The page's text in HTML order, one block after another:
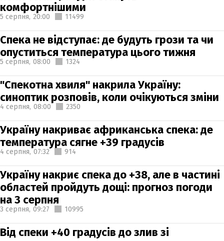
комфортнішими
5 серпня, 20:00 11499
Спека не відступає: де будуть грози та чи
опуститься температура цього тижня
5 серпня, 08:00 1324
"Спекотна хвиля" накрила Україну:
синоптик розповів, коли очікуються зміни
4 серпня, 08:00 2350
Україну накриває африканська спека: де
температура сягне +39 градусів
4 серпня, 07:32 914
Україну накриє спека до +38, але в частині
областей пройдуть дощі: прогноз погоди
на 3 серпня
3 серпня, 09:27 10995
Від спеки +40 градусів до злив зі